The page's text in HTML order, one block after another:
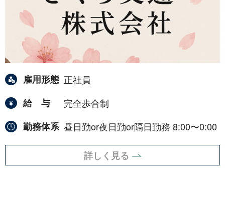
雇用形態 正社員
給与
完全歩合制
勤務体系 昼日勤or夜日勤or隔日勤務 8:00〜0:00
詳しく見る